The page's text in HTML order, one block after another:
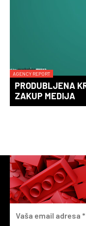
AGENCY REPORT
PRODUBLJENA
ZAKUP MEDIJA